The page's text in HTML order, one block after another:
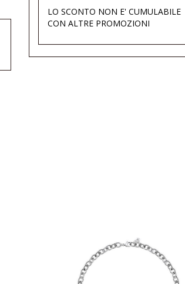
LO SCONTO NON E' CUMULABILE
CON ALTRE PROMOZIONI